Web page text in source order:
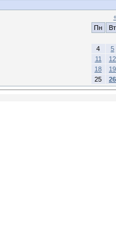
Пн
Вт
4
5
11
12
18
19
25
26